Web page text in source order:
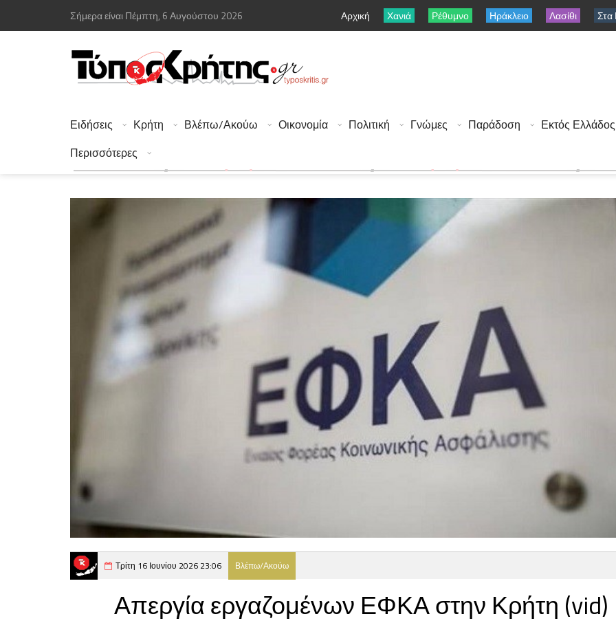
Σήμερα είναι Πέμπτη, 6 Αυγούστου 2026 Αρχική Χανιά Ρέθυμνο Ηράκλειο Λασίθι Στα
Ειδήσεις Κρήτη Βλέπω/Ακούω Οικονομία Πολιτική Γνώμες Παράδοση
Εκτός Ελλάδος
Περισσότερες
Τρίτη 16 Ιουνίου 2026 23:06 Βλέπω/Ακούω
Απεργία εργαζομένων ΕΦΚΑ στην Κρήτη (vid)